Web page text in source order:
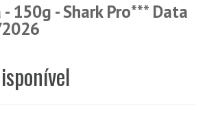
150g - Shark Pro*** Data